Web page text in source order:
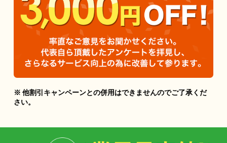
※ 他割引キャンペーンとの併用はできませんのでご了承くだ
さい。